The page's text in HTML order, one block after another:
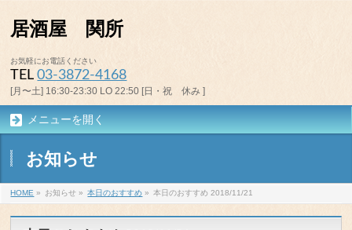
居酒屋 関所
お気軽にお電話ください
TEL03-3872-4168
[月〜土] 16:30-23:30 LO 22:50 [日・祝 休み ]
メニューを開く
お知らせ
HOME » お知らせ » 本日のおすすめ » 本日のおすすめ 2018/11/21